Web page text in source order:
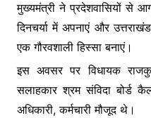
मुख्यमंत्री ने प्रदेशवासियों से
दिनचर्या में अपनाएं और
एक गौरवशाली हिस्सा बनाएं।
इस अवसर पर विधायक
सलाहकार श्रम संविदा बोर्ड
अधिकारी, कर्मचारी मौजूद थे।